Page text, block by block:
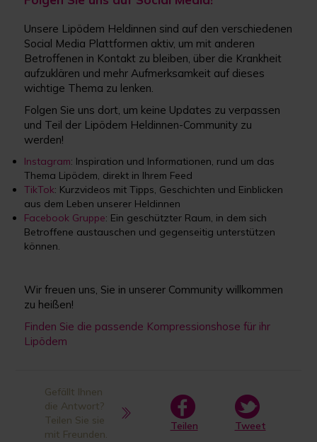
Unsere Lipödem Heldinnen sind auf den verschiedenen
Social Media Plattformen aktiv, um mit anderen
Betroffenen in Kontakt zu bleiben, über die Krankheit
aufzuklären und mehr Aufmerksamkeit auf dieses
wichtige Thema zu lenken.
Folgen Sie uns dort, um keine Updates zu verpassen
und Teil der Lipödem Heldinnen-Community zu
werden!
Instagram: Inspiration und Informationen, rund um das
Thema Lipödem, direkt in Ihrem Feed
TikTok: Kurzvideos mit Tipps, Geschichten und Einblicken
aus dem Leben unserer Heldinnen
Facebook Gruppe: Ein geschützter Raum, in dem sich
Betroffene austauschen und gegenseitig unterstützen
können.
Wir freuen uns, Sie in unserer Community willkommen
zu heißen!
Finden Sie die passende Kompressionshose für ihr
Lipödem
Gefällt Ihnen
die Antwort?
Teilen Sie sie
mit Freunden.
Teilen Tweet